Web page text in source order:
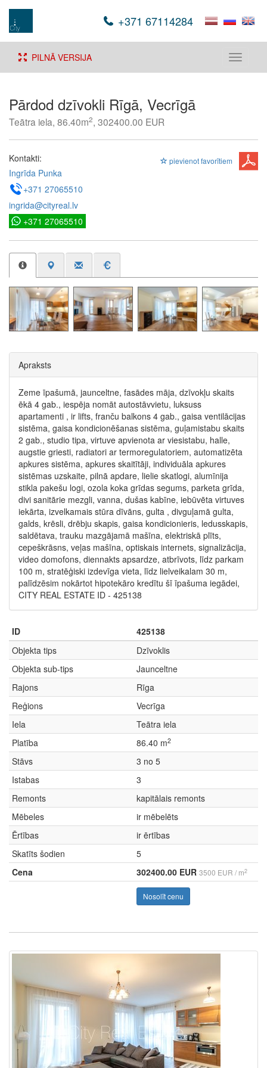
+371 67114284
Toggle
PILNĀ VERSIJA
Pārdod dzīvokli Rīgā, Vecrīgā
Teātra iela, 86.40m2, 302400.00 EUR
pievienot favorītiem
Kontakti:
Ingrīda Punka
+371 27065510
ingrida@cityreal.lv
+371 27065510
Apraksts
Zeme īpašumā, jaunceltne, fasādes māja, dzīvokļu skaits
ēkā 4 gab., iespēja nomāt autostāvvietu, luksuss
apartamenti , ir lifts, franču balkons 4 gab., gaisa ventilācijas
sistēma, gaisa kondicionēšanas sistēma, guļamistabu skaits
2 gab., studio tipa, virtuve apvienota ar viesistabu, halle,
augstie griesti, radiatori ar termoregulatoriem, automatizēta
apkures sistēma, apkures skaitītāji, individuāla apkures
sistēmas uzskaite, pilnā apdare, lielie skatlogi, alumīnija
stikla pakešu logi, ozola koka grīdas segums, parketa grīda,
divi sanitārie mezgli, vanna, dušas kabīne, iebūvēta virtuves
iekārta, izvelkamais stūra dīvāns, gulta , divguļamā gulta,
galds, krēsli, drēbju skapis, gaisa kondicionieris, ledusskapis,
saldētava, trauku mazgājamā mašīna, elektriskā plīts,
cepeškrāsns, veļas mašīna, optiskais internets, signalizācija,
video domofons, diennakts apsardze, atbrīvots, līdz parkam
100 m, stratēģiski izdevīga vieta, līdz lielveikalam 30 m,
palīdzēsim nokārtot hipotekāro kredītu šī īpašuma iegādei,
CITY REAL ESTATE ID - 425138
ID
425138
Objekta tips
Dzīvoklis
Objekta sub-tips
Jaunceltne
Rajons
Rīga
Reģions
Vecrīga
Iela
Teātra iela
Platība
86.40 m2
Stāvs
3 no 5
Istabas
3
Remonts
kapitālais remonts
Mēbeles
ir mēbelēts
Ērtības
ir ērtības
Skatīts šodien
5
Cena
302400.00 EUR 3500 EUR / m2
Nosolīt cenu